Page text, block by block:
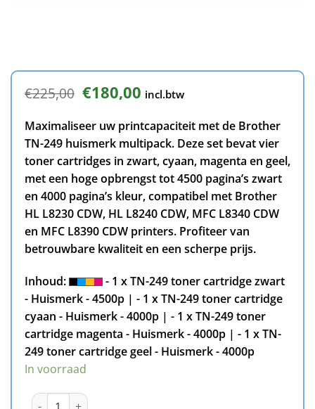
€225,00 Oorspronkelijke
prijs
€225,00.
€180,00Huidige
prijs
€180,00.
incl.btw
Maximaliseer uw printcapaciteit met de Brother
TN-249 huismerk multipack. Deze set bevat vier
toner cartridges in zwart, cyaan, magenta en geel,
met een hoge opbrengst tot 4500 pagina’s zwart
en 4000 pagina’s kleur, compatibel met Brother
HL L8230 CDW, HL L8240 CDW, MFC L8340 CDW
en MFC L8390 CDW printers. Profiteer van
betrouwbare kwaliteit en een scherpe prijs.
Inhoud:
- 1 x TN-249 toner cartridge zwart
- Huismerk - 4500p | - 1 x TN-249 toner cartridge
cyaan - Huismerk - 4000p | - 1 x TN-249 toner
cartridge magenta - Huismerk - 4000p | - 1 x TN-
249 toner cartridge geel - Huismerk - 4000p
In voorraad
Brother TN-249 toner cartridge Multipack - Huismerk